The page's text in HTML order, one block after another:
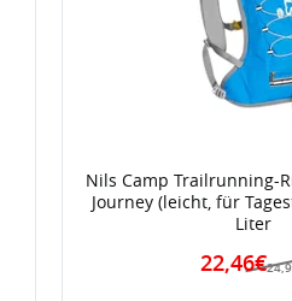
Nils Camp Trailrunning-
Journey (leicht, für
Liter
22,46€